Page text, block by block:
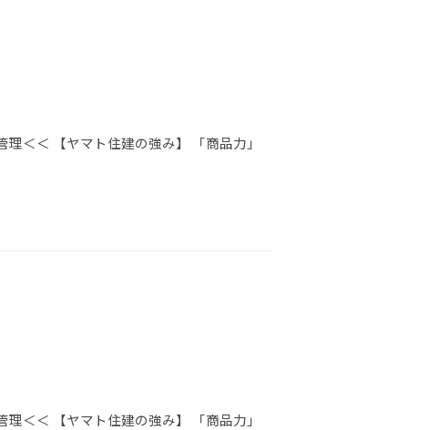
＜＜ 【ヤマト住建の強み】 「商品力」
＜＜ 【ヤマト住建の強み】 「商品力」